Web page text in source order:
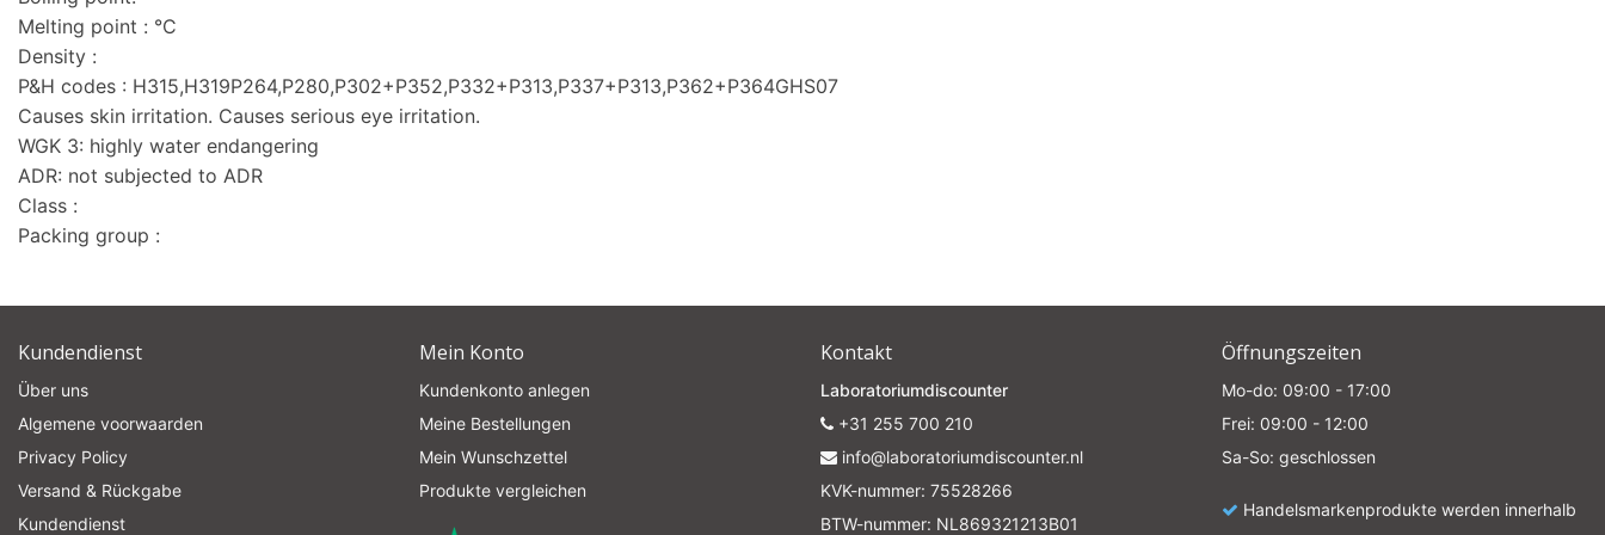
Melting point : °C
Density :
P&H codes : H315,H319P264,P280,P302+P352,P332+P313,P337+P313,P362+P364GHS07
Causes skin irritation. Causes serious eye irritation.
WGK 3: highly water endangering
ADR: not subjected to ADR
Class :
Packing group :
Kundendienst
Über uns
Algemene voorwaarden
Privacy Policy
Versand & Rückgabe
Kundendienst
Mein Konto
Kundenkonto anlegen
Meine Bestellungen
Mein Wunschzettel
Produkte vergleichen
Kontakt
Laboratoriumdiscounter
+31 255 700 210
info@laboratoriumdiscounter.nl
KVK-nummer: 75528266
BTW-nummer: NL869321213B01
Öffnungszeiten
Mo-do: 09:00 - 17:00
Frei: 09:00 - 12:00
Sa-So: geschlossen
Handelsmarkenprodukte werden innerhalb
Your discount applies to orders above €50,00